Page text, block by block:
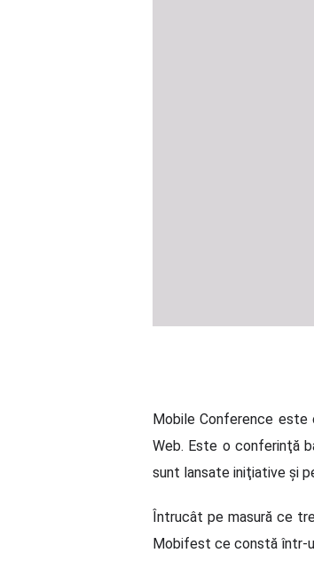
Mobile Conference este
Web. Este o conferinţă
sunt lansate iniţiative şi
Întrucât pe masură ce
Mobifest ce constă într-